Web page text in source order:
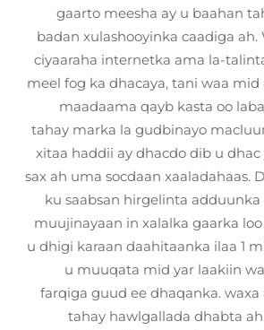
gaarto meesha ay u baahan
badan xulashooyinka caadiga ah.
ciyaaraha internetka ama la-
meel fog ka dhacaya, tani waa
maadaama qayb kasta oo
tahay marka la gudbinayo
xitaa haddii ay dhacdo dib u dhac
sax ah uma socdaan xaaladahaas.
ku saabsan hirgelinta
muujinayaan in xalalka gaarka
u dhigi karaan daahitaanka ilaa 1
u muuqata mid yar laakiin
farqiga guud ee dhaqanka.
tahay hawlgallada dhabta